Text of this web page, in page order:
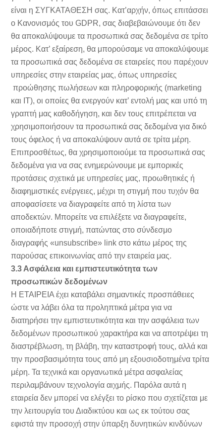
είναι η ΣΥΓΚΑΤΑΘΕΣΗ σας. Κατ’αρχήν, όπως επιτάσσει
ο Κανονισμός του GDPR, σας διαβεβαιώνουμε ότι δεν
θα αποκαλύψουμε τα προσωπικά σας δεδομένα σε τρίτο
μέρος. Κατ’ εξαίρεση, θα μπορούσαμε να αποκαλύψουμε
τα προσωπικά σας δεδομένα σε εταιρείες που παρέχουν
υπηρεσίες στην εταιρείας μας, όπως υπηρεσίες
προώθησης πωλήσεων και πληροφορικής (marketing
και IT), οι οποίες θα ενεργούν κατ’ εντολή μας και υπό τη
γραπτή μας καθοδήγηση, και δεν τους επιτρέπεται να
χρησιμοποιήσουν τα προσωπικά σας δεδομένα για δικό
τους όφελος ή να αποκαλύψουν αυτά σε τρίτα μέρη.
Επιπροσθέτως, θα χρησιμοποιούμε τα προσωπικά σας
δεδομένα για να σας ενημερώνουμε με εμπορικές
προτάσεις σχετικά με υπηρεσίες μας, προωθητικές ή
διαφημιστικές ενέργειες, μέχρι τη στιγμή που τυχόν θα
αποφασίσετε να διαγραφείτε από τη λίστα των
αποδεκτών. Μπορείτε να επιλέξετε να διαγραφείτε,
οποιαδήποτε στιγμή, πατώντας στο σύνδεσμο
διαγραφής «unsubscribe» link στο κάτω μέρος της
παρούσας επικοινωνίας από την εταιρεία μας.
3.3 Ασφάλεια και εμπιστευτικότητα των
προσωπικών δεδομένων
Η ΕΤΑΙΡΕΙΑ έχει καταβάλει σημαντικές προσπάθειες
ώστε να λάβει όλα τα προληπτικά μέτρα για να
διατηρήσει την εμπιστευτικότητα και την ασφάλεια των
δεδομένων προσωπικού χαρακτήρα και να αποτρέψει τη
διαστρέβλωση, τη βλάβη, την καταστροφή τους, αλλά και
την προσβασιμότητα τους από μη εξουσιοδοτημένα τρίτα
μέρη. Τα τεχνικά και οργανωτικά μέτρα ασφαλείας
περιλαμβάνουν τεχνολογία αιχμής. Παρόλα αυτά η
εταιρεία δεν μπορεί να ελέγξει το ρίσκο που σχετίζεται με
την λειτουργία του Διαδικτύου και ως εκ τούτου σας
εφιστά την προσοχή στην ύπαρξη δυνητικών κινδύνων